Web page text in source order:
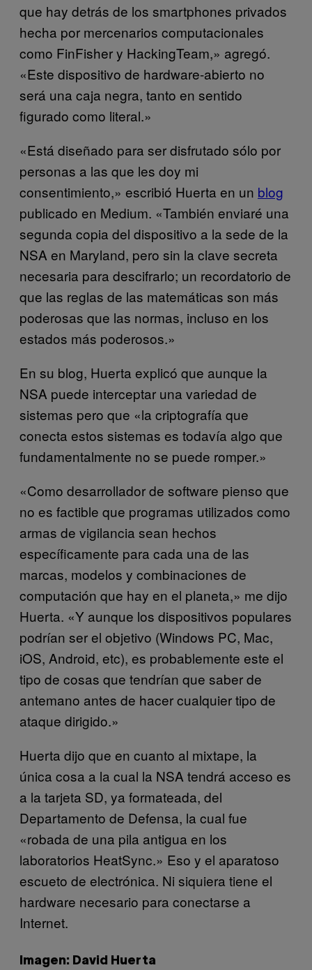
que hay detrás de los smartphones privados
hecha por mercenarios computacionales
como FinFisher y HackingTeam,» agregó.
«Este dispositivo de hardware-abierto no
será una caja negra, tanto en sentido
figurado como literal.»
«Está diseñado para ser disfrutado sólo por
personas a las que les doy mi
consentimiento,» escribió Huerta en un blog
publicado en Medium. «También enviaré una
segunda copia del dispositivo a la sede de la
NSA en Maryland, pero sin la clave secreta
necesaria para descifrarlo; un recordatorio de
que las reglas de las matemáticas son más
poderosas que las normas, incluso en los
estados más poderosos.»
En su blog, Huerta explicó que aunque la
NSA puede interceptar una variedad de
sistemas pero que «la criptografía que
conecta estos sistemas es todavía algo que
fundamentalmente no se puede romper.»
«Como desarrollador de software pienso que
no es factible que programas utilizados como
armas de vigilancia sean hechos
específicamente para cada una de las
marcas, modelos y combinaciones de
computación que hay en el planeta,» me dijo
Huerta. «Y aunque los dispositivos populares
podrían ser el objetivo (Windows PC, Mac,
iOS, Android, etc), es probablemente este el
tipo de cosas que tendrían que saber de
antemano antes de hacer cualquier tipo de
ataque dirigido.»
Huerta dijo que en cuanto al mixtape, la
única cosa a la cual la NSA tendrá acceso es
a la tarjeta SD, ya formateada, del
Departamento de Defensa, la cual fue
«robada de una pila antigua en los
laboratorios HeatSync.» Eso y el aparatoso
escueto de electrónica. Ni siquiera tiene el
hardware necesario para conectarse a
Internet.
Imagen: David Huerta